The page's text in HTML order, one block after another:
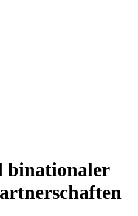
binationaler